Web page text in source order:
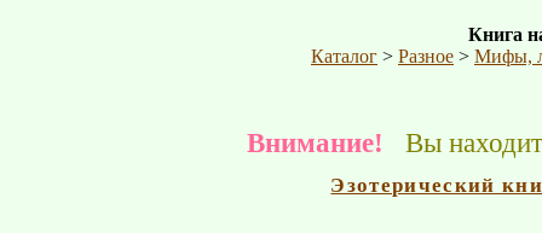
Книга
Каталог > Разное > Мифы,
Внимание! Вы
Эзотерический